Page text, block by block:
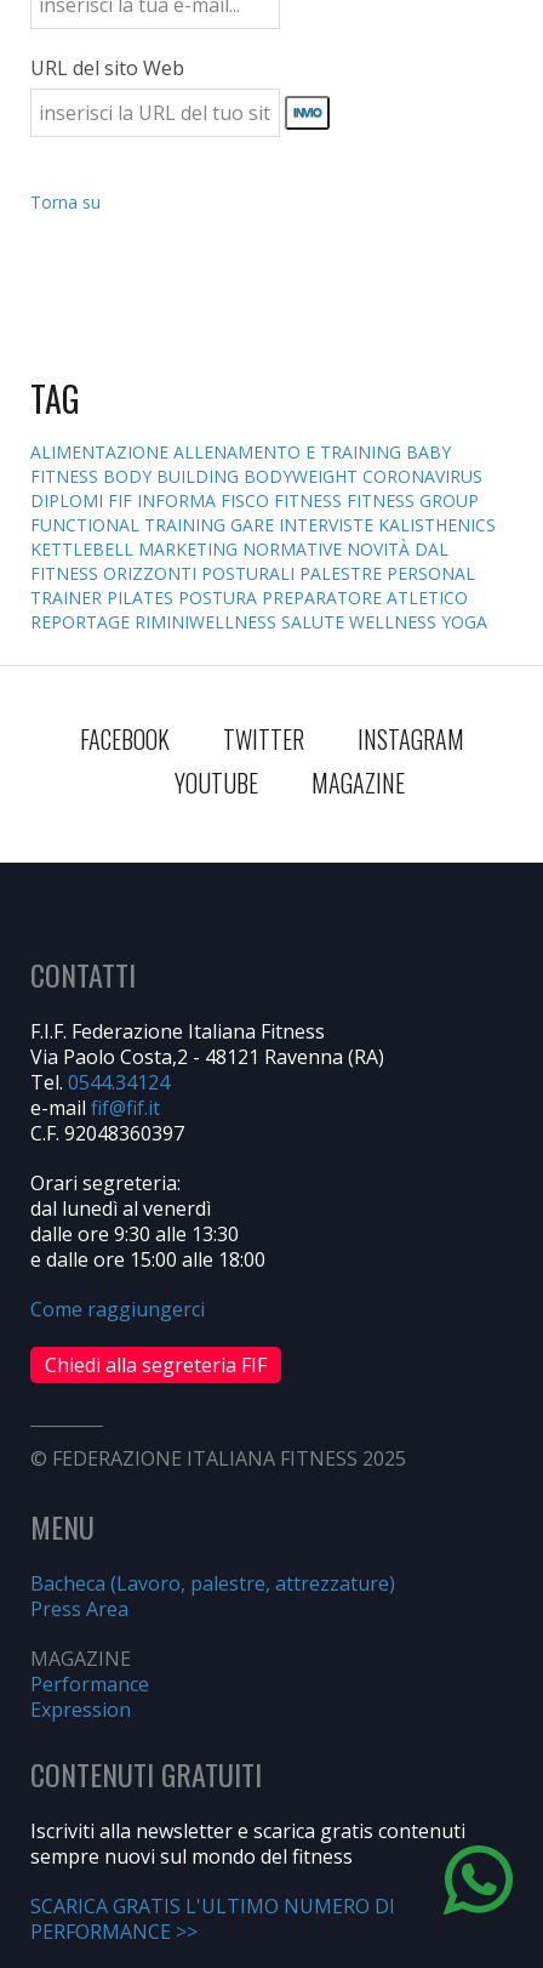
URL del sito Web
Torna su
TAG
ALIMENTAZIONE ALLENAMENTO E TRAINING BABY
FITNESS BODY BUILDING BODYWEIGHT CORONAVIRUS
DIPLOMI FIF INFORMA FISCO FITNESS FITNESS GROUP
FUNCTIONAL TRAINING GARE INTERVISTE KALISTHENICS
KETTLEBELL MARKETING NORMATIVE NOVITÀ DAL
FITNESS ORIZZONTI POSTURALI PALESTRE PERSONAL
TRAINER PILATES POSTURA PREPARATORE ATLETICO
REPORTAGE RIMINIWELLNESS SALUTE WELLNESS YOGA
FACEBOOK TWITTER
INSTAGRAM
YOUTUBE
MAGAZINE
CONTATTI
F.I.F. Federazione Italiana Fitness
Via Paolo Costa,2 - 48121 Ravenna (RA)
Tel. 0544.34124
e-mail
C.F. 92048360397
Orari segreteria:
dal lunedì al venerdì
dalle ore 9:30 alle 13:30
e dalle ore 15:00 alle 18:00
Come raggiungerci
Chiedi alla segreteria FIF
© FEDERAZIONE ITALIANA FITNESS 2025
MENU
Bacheca (Lavoro, palestre, attrezzature)
Press Area
MAGAZINE
Performance
Expression
CONTENUTI GRATUITI
Iscriviti alla newsletter e scarica gratis contenuti
sempre nuovi sul mondo del fitness
SCARICA GRATIS L'ULTIMO NUMERO DI
PERFORMANCE >>